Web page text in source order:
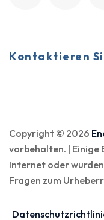
Kontaktieren
Copyright © 2026
vorbehalten. | Einige
Internet oder
Fragen zum